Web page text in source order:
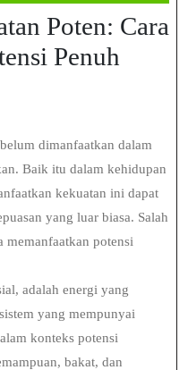
Poten: Cara
Penuh
dimanfaatkan dalam
Baik itu dalam kehidupan
kekuatan ini dapat
yang luar biasa. Salah
memanfaatkan potensi
adalah energi yang
yang mempunyai
konteks potensi
bakat, dan